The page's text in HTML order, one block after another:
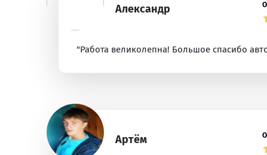
Александр
"Работа великолепна! Большое спасибо
Артём